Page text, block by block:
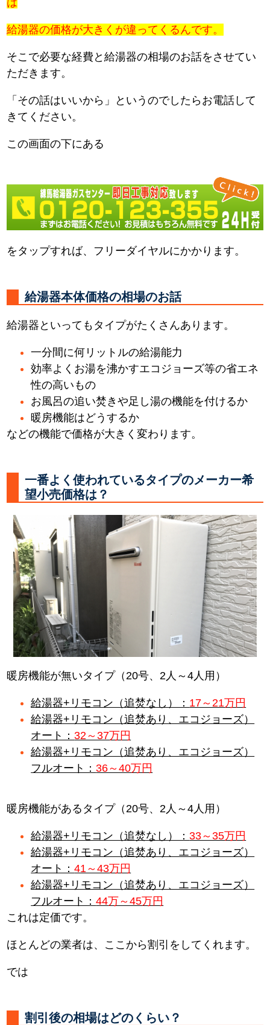
給湯器の価格が大きくが違ってくるんです。
そこで必要な経費と給湯器の相場のお話をさせてい
ただきます。
「その話はいいから」というのでしたらお電話して
きてください。
この画面の下にある
をタップすれば、フリーダイヤルにかかります。
給湯器本体価格の相場のお話
給湯器といってもタイプがたくさんあります。
一分間に何リットルの給湯能力
効率よくお湯を沸かすエコジョーズ等の省エネ
性の高いもの
お風呂の追い焚きや足し湯の機能を付けるか
暖房機能はどうするか
などの機能で価格が大きく変わります。
一番よく使われているタイプのメーカー希
望小売価格は？
暖房機能が無いタイプ（20号、2人～4人用）
給湯器+リモコン（追焚なし）： 17～21万円
給湯器+リモコン（追焚あり、エコジョーズ）
オート：32～37万円
給湯器+リモコン（追焚あり、エコジョーズ）
フルオート：36～40万円
暖房機能があるタイプ（20号、2人～4人用）
給湯器+リモコン（追焚なし）：33～35万円
給湯器+リモコン（追焚あり、エコジョーズ）
オート：41～43万円
給湯器+リモコン（追焚あり、エコジョーズ）
フルオート：44万～45万円
これは定価です。
ほとんどの業者は、ここから割引をしてくれます。
では
割引後の相場はどのくらい？